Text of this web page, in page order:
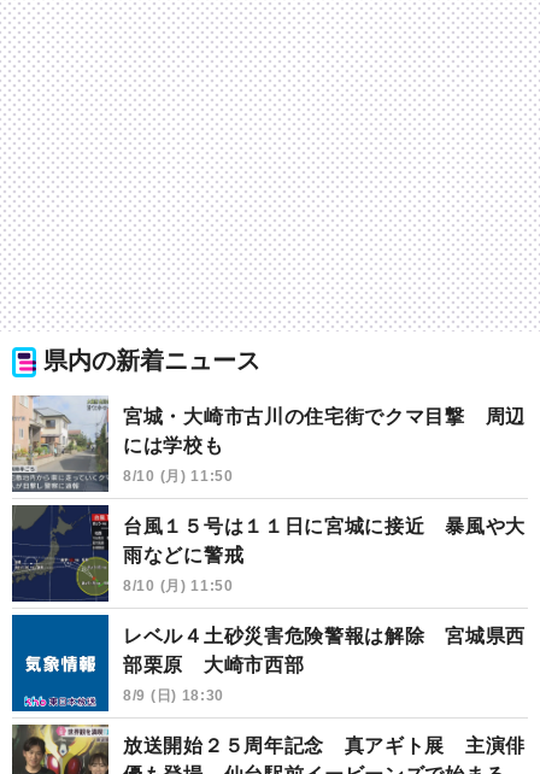
県内の新着ニュース
宮城・大崎市古川の住宅街でクマ目撃 周辺
には学校も
8/10 (月) 11:50
台風１５号は１１日に宮城に接近 暴風や大
雨などに警戒
8/10 (月) 11:50
レベル４土砂災害危険警報は解除 宮城県西
部栗原 大崎市西部
8/9 (日) 18:30
放送開始２５周年記念 真アギト展 主演俳